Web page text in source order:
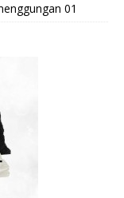
01